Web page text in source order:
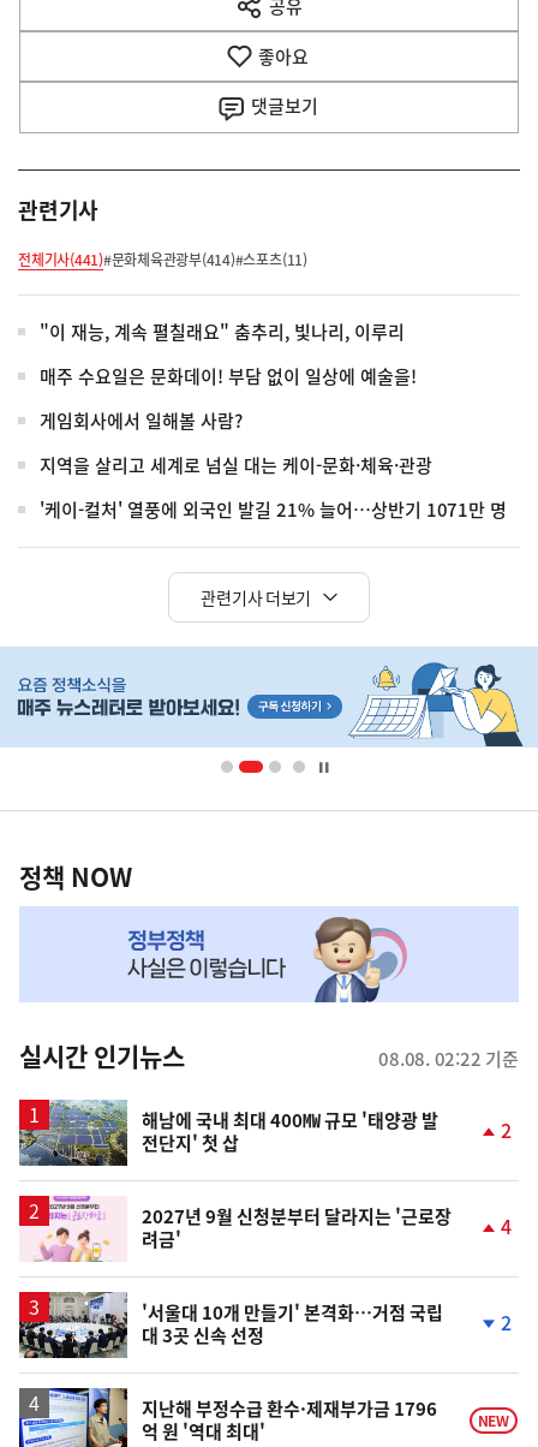
음
공유
열
기
좋아요
댓글보기
관련기사
전체기사(441)#문화체육관광부(414)#스포츠(11)
"이 재능, 계속 펼칠래요" 춤추리, 빛나리, 이루리
매주 수요일은 문화데이! 부담 없이 일상에 예술을!
게임회사에서 일해볼 사람?
지역을 살리고 세계로 넘실 대는 케이-문화·체육·관광
'케이-컬처' 열풍에 외국인 발길 21% 늘어…상반기 1071만 명
관련기사 더보기
단
영
책
NOW,
뉴
스
정책 NOW
실시간 인기뉴스 08.08. 02:22 기준
해남에 국내 최대 400㎿ 규모 '태양광 발
전단지' 첫 삽
상
2
2027년 9월 신청분부터 달라지는 '근로장
려금'
상
4
'서울대 10개 만들기' 본격화…거점 국립
대 3곳 신속 선정
하
락
2
지난해 부정수급 환수·제재부가금 1796
억 원 '역대 최대'
NEW